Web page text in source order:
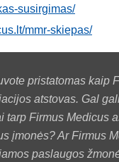
susirgimas/
mmr-skiepas/
pristatomas kaip
atstovas. Gal
tarp Firmus Medicus
įmonės? Ar Firmus
paslaugos